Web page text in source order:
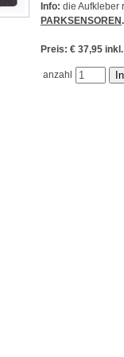
Info: die Aufkleber
PARKSENSOREN.
Preis: € 37,95
anzahl